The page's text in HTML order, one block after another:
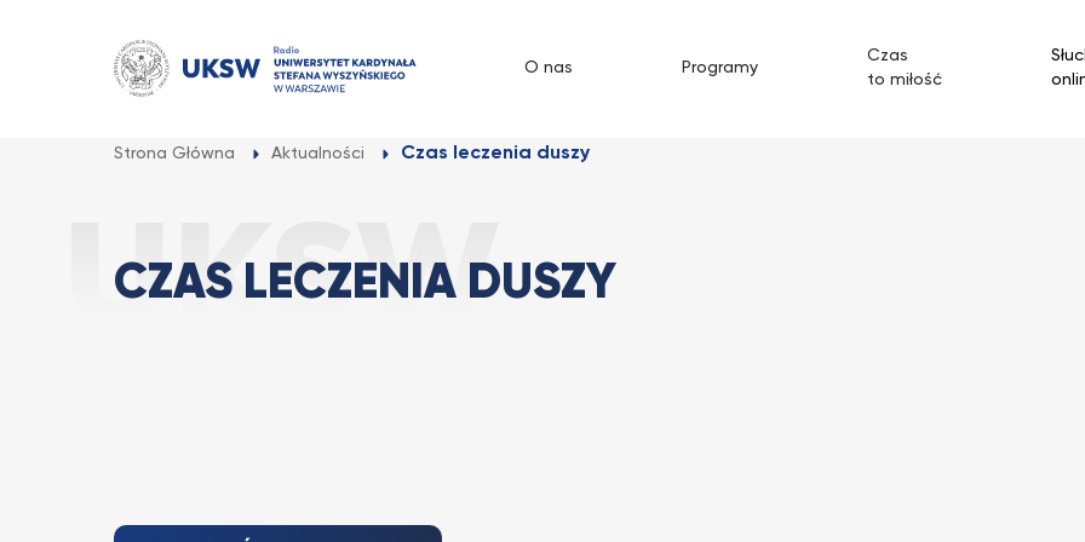
O nas Programy
Czas
to miłość
Strona Główna Aktualności Czas leczenia duszy
CZAS LECZENIA DUSZY